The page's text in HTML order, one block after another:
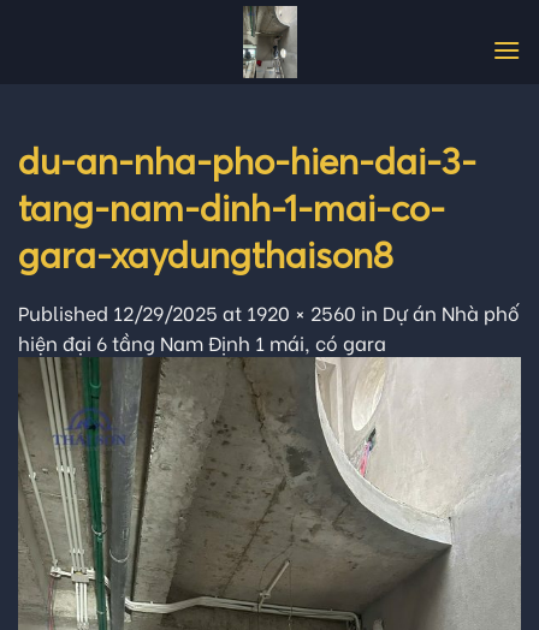
du-an-nha-pho-hien-dai-3-
tang-nam-dinh-1-mai-co-
gara-xaydungthaison8
Published 12/29/2025 at 1920 × 2560 in Dự án Nhà phố
hiện đại 6 tầng Nam Định 1 mái, có gara